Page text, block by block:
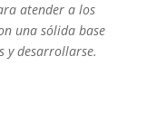
atender a los
una sólida base
y desarrollarse.